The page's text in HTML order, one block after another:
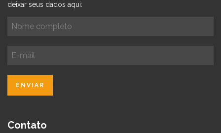
deixar seus dados aqui:
Contato